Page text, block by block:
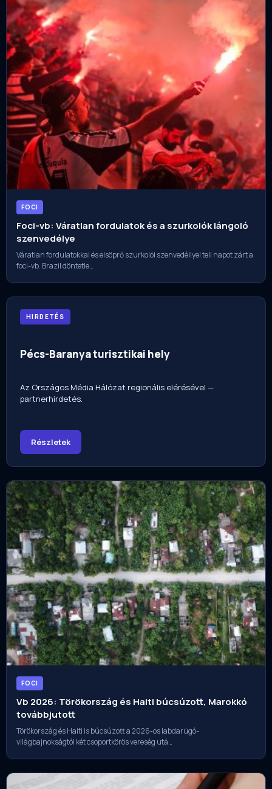
FOCI
Foci-vb: Váratlan fordulatok és a szurkolók lángoló
szenvedélye
Váratlan fordulatokkal és elsöprő szurkolói szenvedéllyel teli napot zárt a
foci-vb. Brazil döntetle…
HIRDETÉS
Pécs-Baranya turisztikai hely
Az Országos Média Hálózat regionális elérésével —
partnerhirdetés.
Részletek
FOCI
Vb 2026: Törökország és Haiti búcsúzott, Marokkó
továbbjutott
Törökország és Haiti is búcsúzott a 2026-os labdarúgó-
világbajnokságtól két csoportkörös vereség utá…